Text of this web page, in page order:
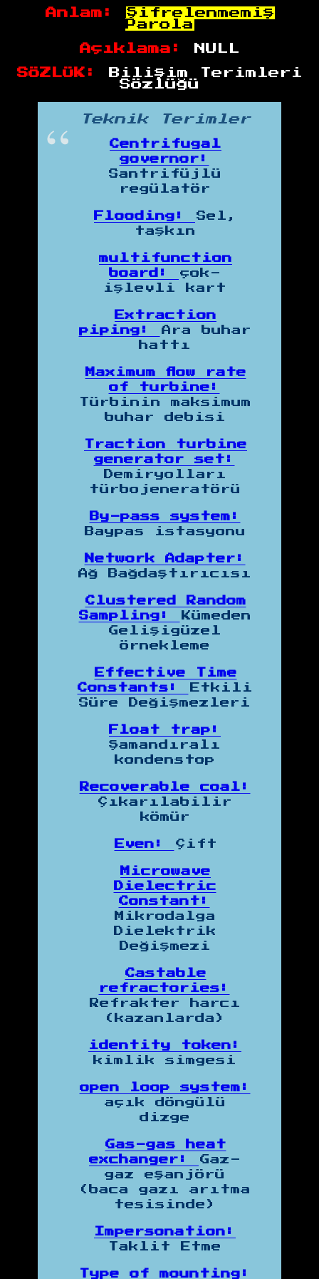
Anlam:
Şifrelenmemiş
Parola
Açıklama: NULL
SÖZLÜK:
Bilişim Terimleri
Sözlüğü
Teknik Terimler
Centrifugal
governor:
Santrifüjlü
regülatör
Flooding:
Sel,
taşkın
multifunction
board:
çok-
işlevli kart
Extraction
piping:
Ara buhar
hattı
Maximum flow rate
of turbine:
Türbinin maksimum
buhar debisi
Traction turbine
generator set:
Demiryolları
türbojeneratörü
By-pass system:
Baypas istasyonu
Network Adapter:
Ağ Bağdaştırıcısı
Clustered Random
Sampling:
Kümeden
Gelişigüzel
Örnekleme
Effective Time
Constants:
Etkili
Süre Değişmezleri
Float trap:
Şamandıralı
kondenstop
Recoverable coal:
Çıkarılabilir
kömür
Even: Çift
Microwave
Dielectric
Constant:
Mikrodalga
Dielektrik
Değişmezi
Castable
refractories:
Refrakter harcı
(kazanlarda)
identity token:
kimlik simgesi
open loop system:
açık döngülü
dizge
Gas-gas heat
exchanger:
Gaz-
gaz eşanjörü
(baca gazı arıtma
tesisinde)
Impersonation:
Taklit Etme
Type of mounting: